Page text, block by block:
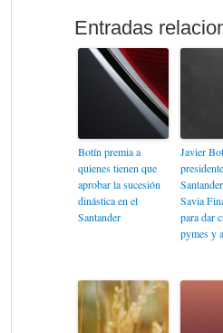
Botín premia a
quienes tienen que
aprobar la sucesión
dinástica en el
Santander
Javier
Savia
para dar
pymes y